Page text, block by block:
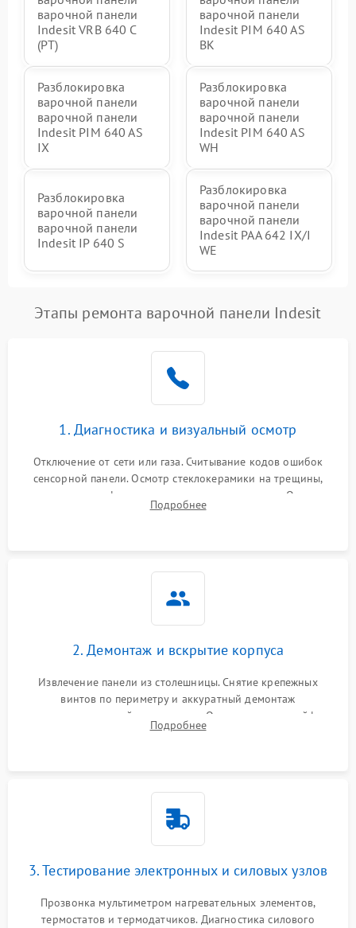
варочной панели
Indesit VRB 640 C
(PT)
варочной панели
Indesit PIM 640 AS
BK
Разблокировка
варочной панели
варочной панели
Indesit PIM 640 AS
IX
Разблокировка
варочной панели
варочной панели
Indesit PIM 640 AS
WH
Разблокировка
варочной панели
варочной панели
Indesit IP 640 S
Разблокировка
варочной панели
варочной панели
Indesit PAA 642 IX/I
WE
Этапы ремонта варочной панели Indesit
1. Диагностика и визуальный осмотр
Отключение от сети или газа. Считывание кодов ошибок
сенсорной панели. Осмотр стеклокерамики на трещины,
проверка конфорок на равномерность нагрева. Опрос
клиента о симптомах (не включается, не видит посуду,
Подробнее
2. Демонтаж и вскрытие корпуса
Извлечение панели из столешницы. Снятие крепежных
винтов по периметру и аккуратный демонтаж
стеклокерамической поверхности. Отсоединение шлейфов
сенсорного блока для доступа к силовым платам, катушкам
Подробнее
3. Тестирование электронных и силовых узлов
Прозвонка мультиметром нагревательных элементов,
термостатов и термодатчиков. Диагностика силового